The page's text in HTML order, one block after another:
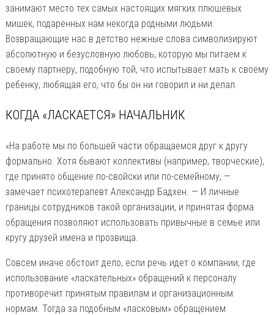
занимают место тех самых настоящих мягких плюшевых
мишек, подаренных нам некогда родными людьми.
Возвращающие нас в детство нежные слова символизируют
абсолютную и безусловную любовь, которую мы питаем к
своему партнеру, подобную той, что испытывает мать к своему
ребенку, любящая его, что бы он ни говорил и ни делал.
КОГДА «ЛАСКАЕТСЯ» НАЧАЛЬНИК
«На работе мы по большей части обращаемся друг к другу
формально. Хотя бывают коллективы (например, творческие),
где принято общение по-свойски или по-семейному, —
замечает психотерапевт Александр Бадхен. — И личные
границы сотрудников такой организации, и принятая форма
обращения позволяют использовать привычные в семье или
кругу друзей имена и прозвища.
Совсем иначе обстоит дело, если речь идет о компании, где
использование «ласкательных» обращений к персоналу
противоречит принятым правилам и организационным
нормам. Тогда за подобным «ласковым» обращением